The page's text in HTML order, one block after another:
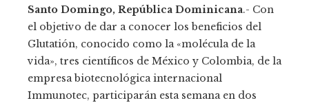
Santo Domingo, República Dominicana.- Con
el objetivo de dar a conocer los beneficios del
Glutatión, conocido como la «molécula de la
vida», tres científicos de México y Colombia, de la
empresa biotecnológica internacional
Immunotec, participarán esta semana en dos